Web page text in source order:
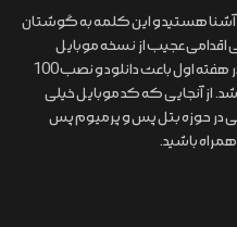
آشنا هستید و این کلمه به گوشتان
عجیب از نسخه موبایل
کالاف دیوتی رونمایی کرد. این حرکت در هفته اول باعث دانلود و نصب 100
از آنجایی که کد موبایل خیلی
در حوزه بتل پس و پرمیوم پس
همراه باشید.